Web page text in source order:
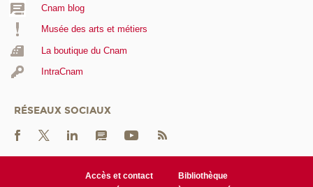
Cnam blog
Musée des arts et métiers
La boutique du Cnam
IntraCnam
RÉSEAUX SOCIAUX
Accès et contact
Bibliothèque